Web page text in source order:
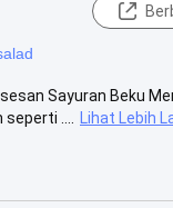
Sayuran Beku
....
Lihat Lebih